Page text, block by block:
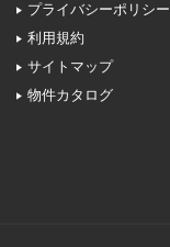
プライバシーポリシー
利用規約
サイトマップ
物件カタログ